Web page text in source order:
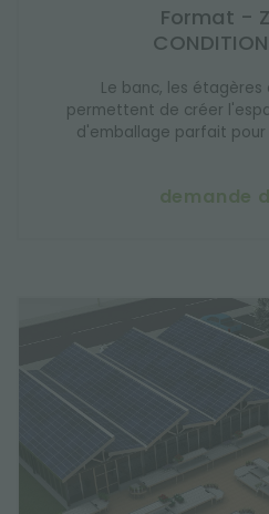
Format -
Le banc, les
permettent de créer
d'emballage parfait
demande